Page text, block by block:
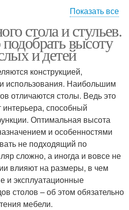
Регулируемые стулья
Показать все
стола и стульев.
высоту
и детей
конструкцией,
использования. Наибольшим
отличаются столы. Ведь это
способный
Оптимальная высота
и особенностями
не подходящий по
сложно, а иногда и вовсе не
влияют на размеры, в чем
и эксплуатационные
столов – об этом обязательно
мебели.